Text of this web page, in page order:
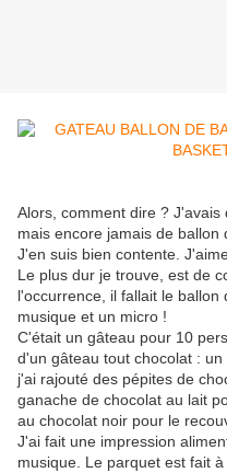
Alors, comment dire ?
mais encore jamais de ballon
J'en suis bien contente.
Le plus dur je trouve, est de
l'occurrence, il fallait le
musique et un micro !
C'était un gâteau pour 10
d'un gâteau tout chocolat :
j'ai rajouté des pépites de
ganache de chocolat au lait
au chocolat noir pour le
J'ai fait une impression
musique. Le parquet est fait